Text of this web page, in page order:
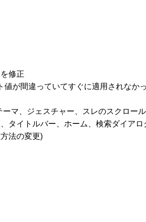
修正
が間違っていてすぐに適用されなか
マ、ジェスチャー、スレのスクロー
タイトルバー、ホーム、検索ダイアロ
法の変更)